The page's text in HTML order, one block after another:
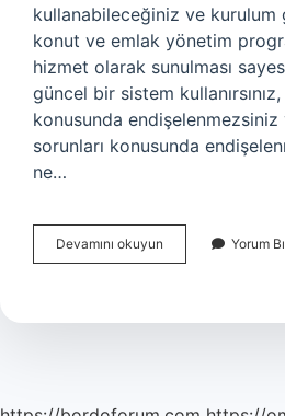
kullanabileceğiniz ve
konut ve emlak yönetim
hizmet olarak sunulması
güncel bir sistem
konusunda
sorunları konusunda
ne…
Devamını okuyun
Yatay
Yorum